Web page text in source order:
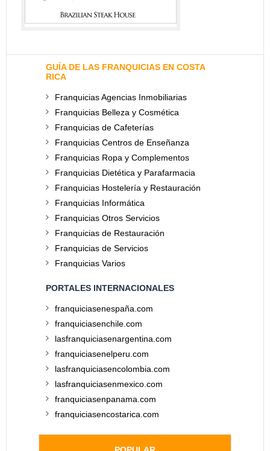
GUÍA DE LAS FRANQUICIAS EN COSTA
RICA
Franquicias Agencias Inmobiliarias
Franquicias Belleza y Cosmética
Franquicias de Cafeterías
Franquicias Centros de Enseñanza
Franquicias Ropa y Complementos
Franquicias Dietética y Parafarmacia
Franquicias Hostelería y Restauración
Franquicias Informática
Franquicias Otros Servicios
Franquicias de Restauración
Franquicias de Servicios
Franquicias Varios
PORTALES INTERNACIONALES
franquiciasenespaña.com
franquiciasenchile.com
lasfranquiciasenargentina.com
franquiciasenelperu.com
lasfranquiciasencolombia.com
lasfranquiciasenmexico.com
franquiciasenpanama.com
franquiciasencostarica.com